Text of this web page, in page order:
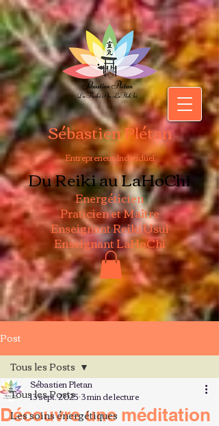
Sébastien Plétan
Entrepreneur Individuel
Du Reiki au LaHoChi
Energéticien
Praticien et Maître
Enseignant Reiki Usui
Enseignant LaHoChi
Post
Tous les Posts
Les soins énergétiques
Tous les Posts
Découvre une méditation
Sébastien Pletan
13 sept. 2025 3 min de lecture